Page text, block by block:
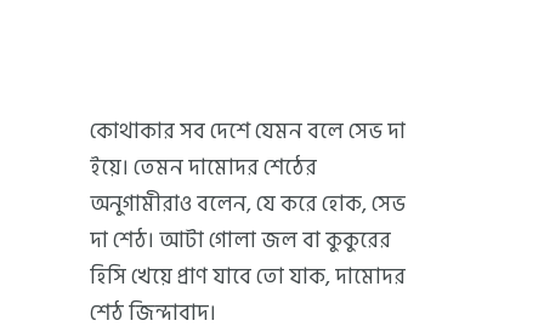
কোথাকার সব দেশে যেমন বলে সেভ দা
ইয়ে। তেমন দামোদর শেঠের
অনুগামীরাও বলেন, যে করে হোক, সেভ
দা শেঠ। আটা গোলা জল বা কুকুরের
হিসি খেয়ে প্রাণ যাবে তো যাক, দামোদর
শেঠ জিন্দাবাদ।